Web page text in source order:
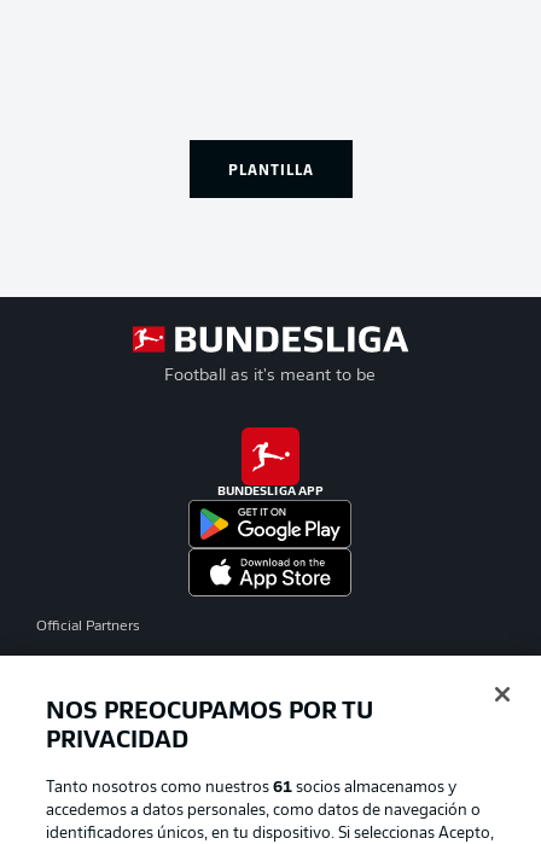
PLANTILLA
Football as it's meant to be
BUNDESLIGA APP
Official Partners
NOS PREOCUPAMOS POR TU
PRIVACIDAD
Tanto nosotros como nuestros61 socios almacenamos y
accedemos a datos personales, como datos de navegación o
identificadores únicos, en tu dispositivo. Si seleccionas Acepto,